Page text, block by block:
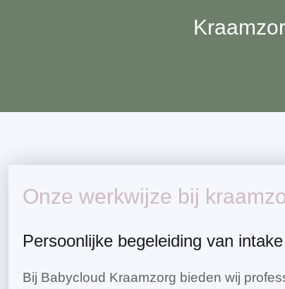
Onze werkwijze bij
Persoonlijke begeleiding van
Bij Babycloud Kraamzorg bieden wij